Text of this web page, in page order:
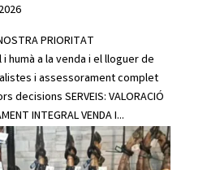
PRIORITAT
humà a la venda i el lloguer de
i assessorament complet
decisions SERVEIS: VALORACIÓ
INTEGRAL VENDA I...